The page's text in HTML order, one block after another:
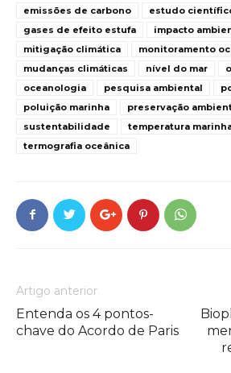
emissões de carbono
estudo
gases de efeito estufa
impacto
mitigação climática
monitoramento
mudanças climáticas
nível do mar
oceanologia
pesquisa ambiental
poluição marinha
preservação
sustentabilidade
temperatura
termografia oceânica
Artigo anterior
Entenda os 4 pontos-
chave do Acordo de Paris